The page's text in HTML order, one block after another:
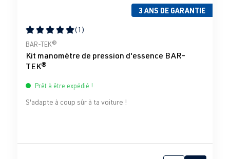
3 ANS DE GARANTIE
Note moyenne de 5 sur 5 étoiles
(1)
BAR-TEK®
Kit manomètre de pression d'essence BAR-
TEK®
Prêt à être expédié !
S'adapte à coup sûr à ta voiture !